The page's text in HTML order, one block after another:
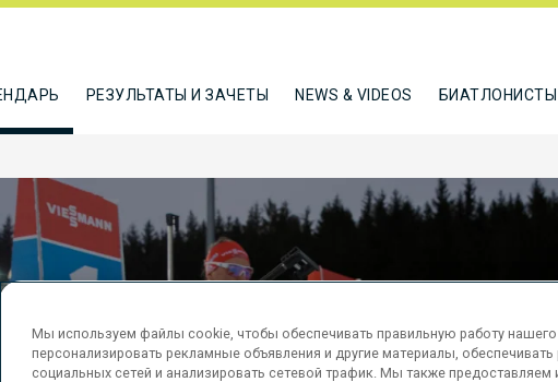
РЕЗУЛЬТАТЫ И ЗАЧЕТЫ NEWS & VIDEOS БИАТЛОНИСТЫ
Мы используем файлы cookie, чтобы обеспечивать правильную работу нашего
персонализировать рекламные объявления и другие материалы, обеспечивать
социальных сетей и анализировать сетевой трафик. Мы также